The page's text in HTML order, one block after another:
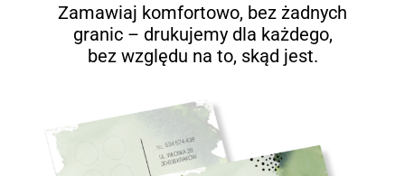
Zamawiaj komfortowo, bez żadnych
granic – drukujemy dla każdego,
bez względu na to, skąd jest.